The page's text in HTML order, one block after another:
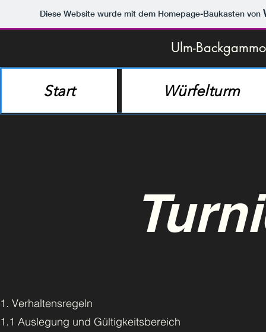
Diese Website wurde mit dem Homepage-Baukasten von
Ulm-
Start Würfelturm
1. Verhaltensregeln
1.1 Auslegung und Gültigkeitsbereich